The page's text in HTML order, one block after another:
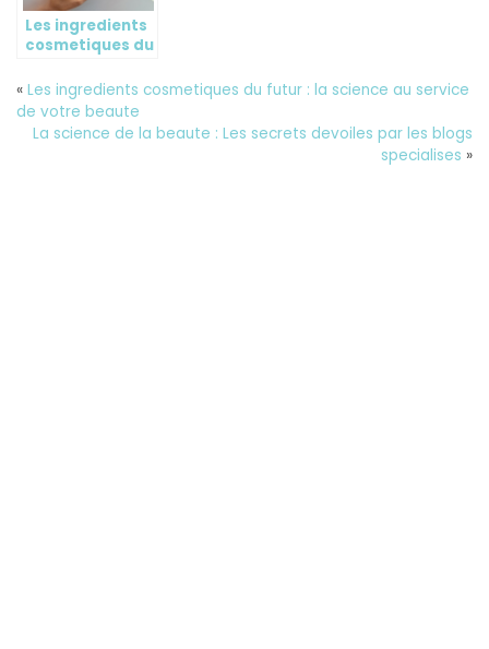
Les ingredients
cosmetiques du
science au
service de votre
beaute
« Les ingredients cosmetiques du futur : la science au service
de votre beaute
La science de la beaute : Les secrets devoiles par les blogs
specialises »